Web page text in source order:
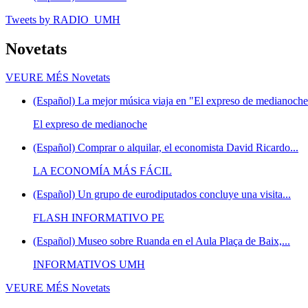
Tweets by RADIO_UMH
Novetats
VEURE MÉS Novetats
(Español) La mejor música viaja en "El expreso de
El expreso de medianoche
(Español) Comprar o alquilar, el economista David Ricardo...
LA ECONOMÍA MÁS FÁCIL
(Español) Un grupo de eurodiputados concluye una visita...
FLASH INFORMATIVO PE
(Español) Museo sobre Ruanda en el Aula Plaça de Baix,...
INFORMATIVOS UMH
VEURE MÉS Novetats